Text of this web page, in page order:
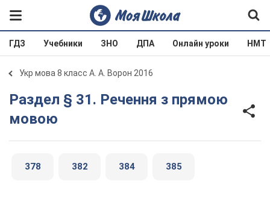
ГДЗ Учебники ЗНО ДПА Онлайн уроки НМТ
Укр мова 8 класс А. А. Ворон 2016
Раздел § 31. Речення з прямою
мовою
378 382 384 385